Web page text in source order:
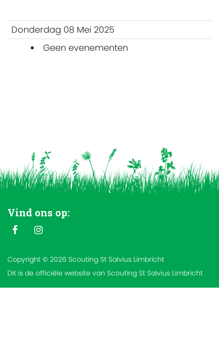
Donderdag 08 Mei 2025
Geen evenementen
Vind ons op:
Copyright © 2026 Scouting St Salvius Limbricht
Dit is de officiële website van Scouting St Salvius Limbricht